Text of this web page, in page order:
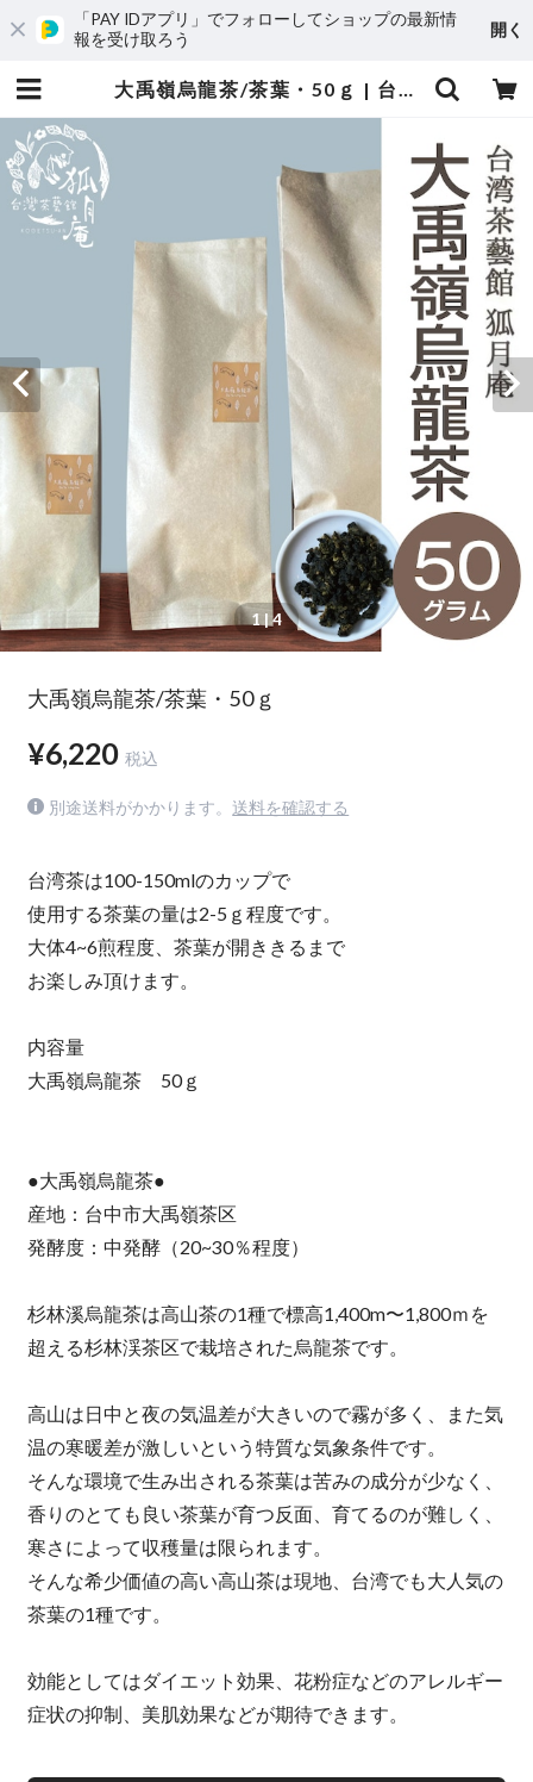
「PAY IDアプリ」でフォローしてショップの最新情
報を受け取ろう
開く
大禹嶺烏龍茶/茶葉・50ｇ | 台湾茶藝館 台湾茶カフェ 狐月庵
1 | 4
大禹嶺烏龍茶/茶葉・50ｇ
¥6,220 税込
別途送料がかかります。 送料を確認する
台湾茶は100-150mlのカップで
使用する茶葉の量は2-5ｇ程度です。
大体4~6煎程度、茶葉が開ききるまで
お楽しみ頂けます。
内容量
大禹嶺烏龍茶 50ｇ
●大禹嶺烏龍茶●
産地：台中市大禹嶺茶区
発酵度：中発酵（20~30％程度）
杉林溪烏龍茶は高山茶の1種で標高1,400m〜1,800ｍを
超える杉林渓茶区で栽培された烏龍茶です。
高山は日中と夜の気温差が大きいので霧が多く、また気
温の寒暖差が激しいという特質な気象条件です。
そんな環境で生み出される茶葉は苦みの成分が少なく、
香りのとても良い茶葉が育つ反面、育てるのが難しく、
寒さによって収穫量は限られます。
そんな希少価値の高い高山茶は現地、台湾でも大人気の
茶葉の1種です。
効能としてはダイエット効果、花粉症などのアレルギー
症状の抑制、美肌効果などが期待できます。